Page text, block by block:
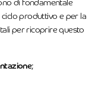
di fondamentale
produttivo e per la
per ricoprire questo
;